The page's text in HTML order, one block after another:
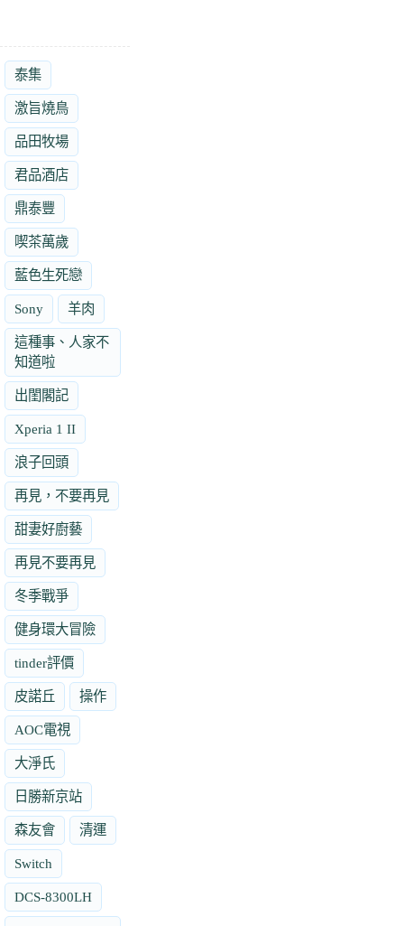
泰集
激旨燒鳥
品田牧場
君品酒店
鼎泰豐
喫茶萬歲
藍色生死戀
Sony 羊肉
這種事、人家不
知道啦
出閨閣記
Xperia 1 II
浪子回頭
再見，不要再見
甜妻好廚藝
再見不要再見
冬季戰爭
健身環大冒險
tinder評價
皮諾丘 操作
AOC電視
大淨氏
日勝新京站
森友會 清運
Switch
DCS-8300LH